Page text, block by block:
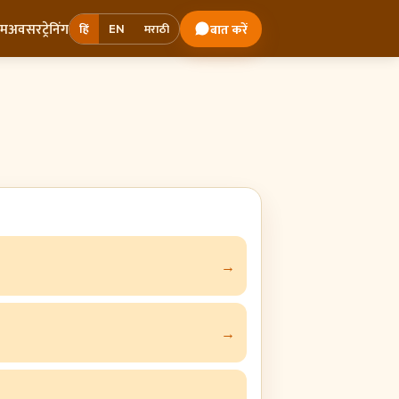
अवसरट्रेनिंग हिं EN मराठी बात करें
→
→